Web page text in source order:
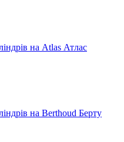
на Atlas Атлас
на Berthoud Берту